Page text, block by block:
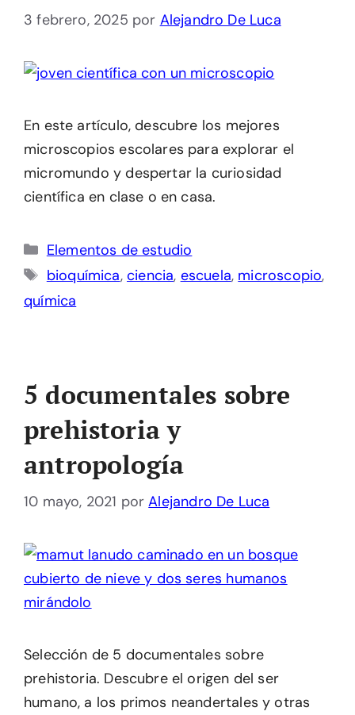
3 febrero, 2025 por Alejandro De Luca
En este artículo, descubre los mejores
microscopios escolares para explorar el
micromundo y despertar la curiosidad
científica en clase o en casa.
Categorías
Elementos de estudio
Etiquetas
bioquímica, ciencia, escuela, microscopio,
química
5 documentales sobre
prehistoria y
antropología
10 mayo, 2021 porAlejandro De Luca
Selección de 5 documentales sobre
prehistoria. Descubre el origen del ser
humano, a los primos neandertales y otras